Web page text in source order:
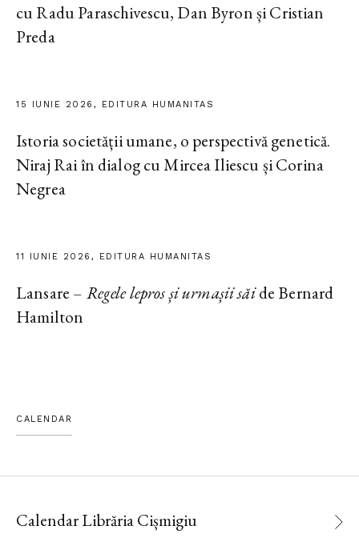
cu Radu Paraschivescu, Dan Byron și Cristian
Preda
15 IUNIE 2026, EDITURA HUMANITAS
Istoria societății umane, o perspectivă genetică.
Niraj Rai în dialog cu Mircea Iliescu și Corina
Negrea
11 IUNIE 2026, EDITURA HUMANITAS
Lansare – Regele lepros și urmașii săide Bernard
Hamilton
CALENDAR
Calendar Librăria Cișmigiu